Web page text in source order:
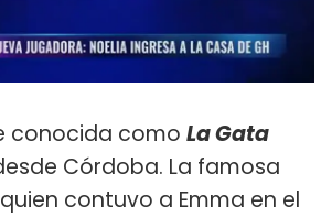
conocida como La Gata
Córdoba. La famosa
contuvo a Emma en el